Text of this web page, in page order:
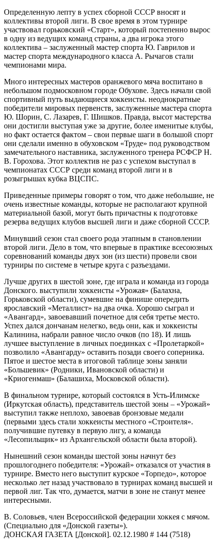
Определенную лепту в успех сборной СССР вносят и
коллективы второй лиги. В свое время в этом турнире
участвовал горьковский «Старт», который постепенно вырос
в одну из ведущих команд страны, а два игрока этого
коллектива – заслуженный мастер спорта Ю. Гаврилов и
мастер спорта международного класса А. Рычагов стали
чемпионами мира.
Много интересных мастеров оранжевого мяча воспитано в
небольшом подмосковном городе Обухове. Здесь начали свой
спортивный путь выдающиеся хоккеисты. неоднократные
победители мировых первенств, заслуженные мастера спорта
Ю. Шорин, С. Лазарев, Г. Шишков. Правда, высот мастерства
они достигли выступая уже за другие, более именитые клубы,
но факт остается фактом – свои первые шаги в большой спорт
они сделали именно в обуховском «Труде» под руководством
замечательного наставника, заслуженного тренера РСФСР Н.
В. Горохова. Этот коллектив не раз с успехом выступал в
чемпионатах СССР среди команд второй лиги и в
розыгрышах кубка ВЦСПС.
Приведенные примеры говорят о том, что даже небольшие, не
очень известные команды, которые не располагают крупной
материальной базой, могут быть причастны к подготовке
резерва ведущих клубов высшей лиги и даже сборной СССР.
Минувший сезон стал своего рода этапным в становлении
второй лиги. Дело в том, что впервые в практике всесоюзных
соревнований команды двух зон (из шести) провели свои
турниры по системе в четыре круга с разъездами.
Лучше других в шестой зоне, где играла и команда из города
Донского. выступили хоккеисты «Урожая» (Балахна,
Горьковской области), сумевшие на финише опередить
ярославский «Металлист» на два очка. Хорошо сыграл и
«Авангард», завоевавший почетное для себя третье место.
Успех дался дончанам нелегко, ведь они, как и хоккеисты
Калинина, набрали равное число очков (по 18). И лишь
лучшее выступление в личных поединках с «Пролетаркой»
позволило «Авангарду» оставить позади своего соперника.
Пятое и шестое места в итоговой таблице зоны заняли
«Большевик» (Родники, Ивановской области) и
«Криогенмаш» (Балашиха, Московской области).
В финальном турнире, который состоялся в Усть-Илимске
(Иркутская область), представитель шестой зоны – «Урожай»
выступил также неплохо, завоевав бронзовые медали
(первыми здесь стали хоккеисты местного «Строителя».
получившие путевку в первую лигу, а команда
«Лесопильщик» из Архангельской области была второй).
Нынешний сезон команды шестой зоны начнут без
прошлогоднего победителя: «Урожай» отказался от участия в
турнире. Вместо него выступит курское «Торпедо», которое
несколько лет назад участвовало в турнирах команд высшей и
первой лиг. Так что, думается, матчи в зоне не станут менее
интересными.
В. Соловьев, член Всероссийской федерации хоккея с мячом.
(Специально для «Донской газеты»).
ДОНСКАЯ ГАЗЕТА [Донской]. 02.12.1980 # 144 (7518)